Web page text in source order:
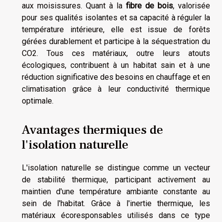
aux moisissures. Quant à la fibre de bois, valorisée
pour ses qualités isolantes et sa capacité à réguler la
température intérieure, elle est issue de forêts
gérées durablement et participe à la séquestration du
CO2. Tous ces matériaux, outre leurs atouts
écologiques, contribuent à un habitat sain et à une
réduction significative des besoins en chauffage et en
climatisation grâce à leur conductivité thermique
optimale.
Avantages thermiques de
l'isolation naturelle
L'isolation naturelle se distingue comme un vecteur
de stabilité thermique, participant activement au
maintien d'une température ambiante constante au
sein de l'habitat. Grâce à l'inertie thermique, les
matériaux écoresponsables utilisés dans ce type